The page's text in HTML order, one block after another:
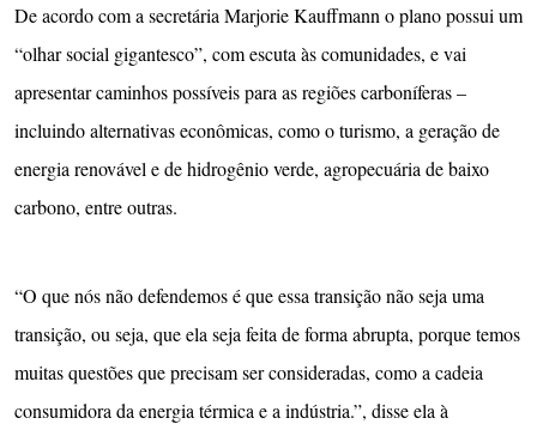
De acordo com a secretária Marjorie Kauffmann o plano possui um
“olhar social gigantesco”, com escuta às comunidades, e vai
apresentar caminhos possíveis para as regiões carboníferas –
incluindo alternativas econômicas, como o turismo, a geração de
energia renovável e de hidrogênio verde, agropecuária de baixo
carbono, entre outras.
“O que nós não defendemos é que essa transição não seja uma
transição, ou seja, que ela seja feita de forma abrupta, porque temos
muitas questões que precisam ser consideradas, como a cadeia
consumidora da energia térmica e a indústria.”, disse ela à